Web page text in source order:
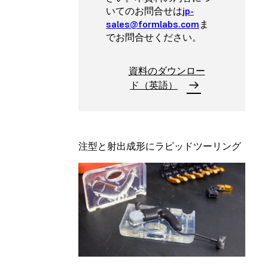
いてのお問合せはjp-
sales@formlabs.com ま
でお問合せください。
資料のダウンロー
ド（英語）
注型と射出成形にラピッドツーリング